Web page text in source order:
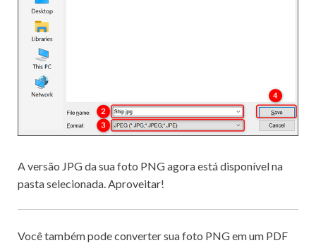
A versão JPG da sua foto PNG agora está disponível na
pasta selecionada.Aproveitar!
Você também podeconverter sua foto PNG em um PDF